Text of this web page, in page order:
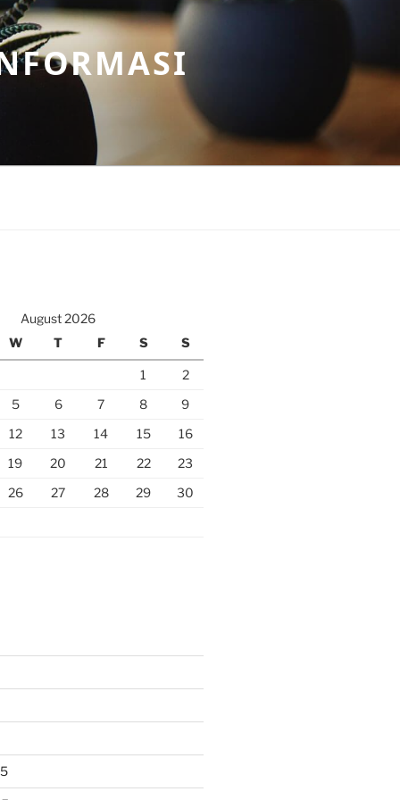
August 2026
W T F S S
1
2
5 6 7 8
9
12 13 14 15
16
19 20 21 22
23
26 27 28 29
30